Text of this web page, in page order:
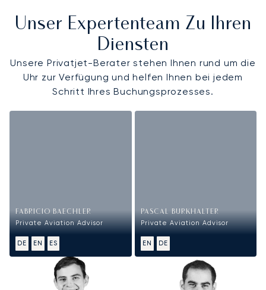
Unser Expertenteam Zu Ihren
Diensten
Unsere Privatjet-Berater stehen Ihnen rund um die
Uhr zur Verfügung und helfen Ihnen bei jedem
Schritt Ihres Buchungsprozesses.
FABRICIO BAECHLER
Private Aviation Advisor
DE EN ES
PASCAL BURKHALTER
Private Aviation Advisor
EN DE